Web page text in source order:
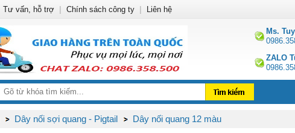
Ms.
ZALO
Dây nối sợi quang - Pigtail Dây nối quang 12 màu
Tư vấn, hỗ trợ Chính sách công ty Liên hệ